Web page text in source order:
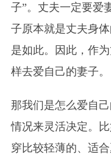
子”。丈夫一定要爱
子原本就是丈夫身
是如此。因此，作
样去爱自己的妻子。
那我们是怎么爱自
情况来灵活决定。
穿比较轻薄的、适